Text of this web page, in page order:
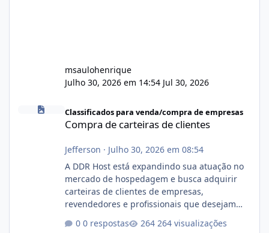
msaulohenrique
Julho 30, 2026 em 14:54 Jul 30, 2026
Compra de carteiras de clientes
Classificados para venda/compra de empresas
Compra de carteiras de clientes
Jefferson · Julho 30, 2026 em 08:54
A DDR Host está expandindo sua atuação no
mercado de hospedagem e busca adquirir
carteiras de clientes de empresas,
revendedores e profissionais que desejam
operação. Se você possui clientes ativos de
0 respostas 264 visualizações